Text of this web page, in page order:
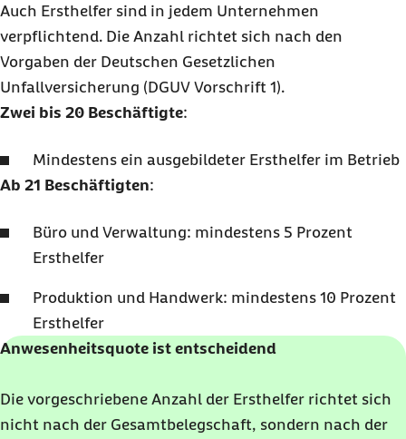
Auch Ersthelfer sind in jedem Unternehmen
verpflichtend. Die Anzahl richtet sich nach den
Vorgaben der Deutschen Gesetzlichen
Unfallversicherung (DGUV Vorschrift 1).
Zwei bis 20 Beschäftigte:
Mindestens ein ausgebildeter Ersthelfer im Betrieb
Ab 21 Beschäftigten:
Büro und Verwaltung: mindestens 5 Prozent
Ersthelfer
Produktion und Handwerk: mindestens 10 Prozent
Ersthelfer
Anwesenheitsquote ist entscheidend
Die vorgeschriebene Anzahl der Ersthelfer richtet sich
nicht nach der Gesamtbelegschaft, sondern nach der